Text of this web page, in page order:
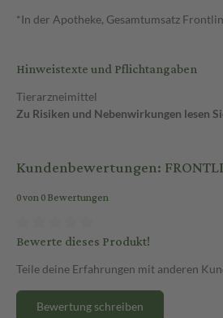
*In der Apotheke, Gesamtumsatz
Hinweistexte und Pflichtangaben
Tierarzneimittel
Zu Risiken und Nebenwirkungen lesen
Kundenbewertungen:
0 von 0 Bewertungen
Bewerte dieses Produkt!
Teile deine Erfahrungen mit anderen
Bewertung schreiben